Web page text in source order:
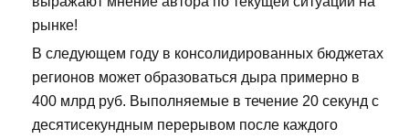
рынке!
В следующем году в консолидированных бюджетах
регионов может образоваться дыра примерно в
400 млрд руб. Выполняемые в течение 20 секунд с
десятисекундным перерывом после каждого